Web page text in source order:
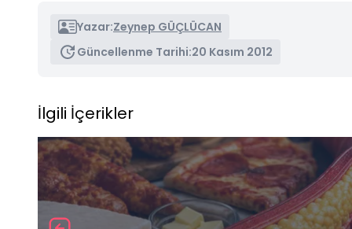
Yazar:Zeynep GÜÇLÜCAN
Güncellenme Tarihi:20 Kasım 2012
İlgili İçerikler